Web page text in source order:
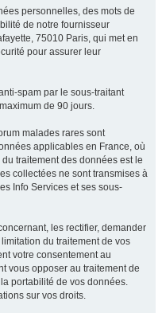
personnelles, des mots de
de notre fournisseur
75010 Paris, qui met en
pour assurer leur
spam par le sous-traitant
de 90 jours.
malades rares sont
applicables en France, où
traitement des données est le
collectées ne sont transmises à
Info Services et ses sous-
les rectifier, demander
du traitement de vos
votre consentement au
vous opposer au traitement de
portabilité de vos données.
sur vos droits.